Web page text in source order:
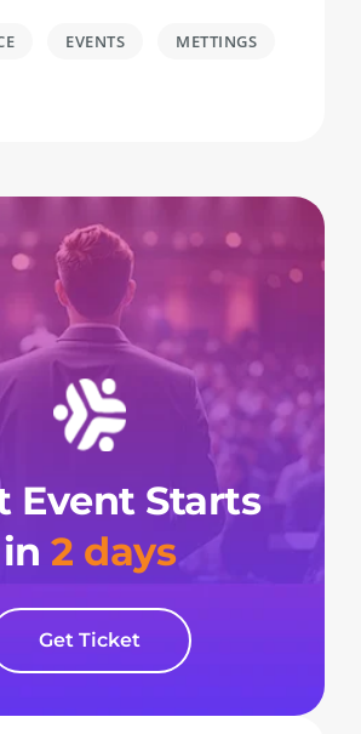
EVENTS METTINGS
Event Starts
in2 days
Get Ticket